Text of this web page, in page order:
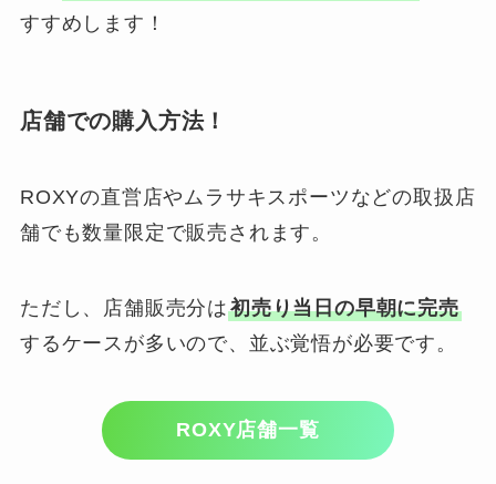
すすめします！
店舗での購入方法！
ROXYの直営店やムラサキスポーツなどの取扱店
舗でも数量限定で販売されます。
ただし、店舗販売分は初売り当日の早朝に完売
するケースが多いので、並ぶ覚悟が必要です。
ROXY店舗一覧